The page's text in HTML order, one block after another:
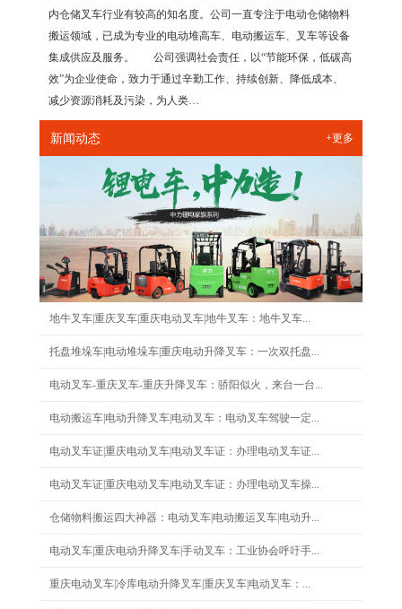
内仓储叉车行业有较高的知名度。公司一直专注于电动仓储物料
搬运领域，已成为专业的电动堆高车、电动搬运车、叉车等设备
集成供应及服务。 公司强调社会责任，以“节能环保，低碳高
效”为企业使命，致力于通过辛勤工作、持续创新、降低成本、
减少资源消耗及污染，为人类…
新闻动态 +更多
地牛叉车|重庆叉车|重庆电动叉车|地牛叉车：地牛叉车...
托盘堆垛车|电动堆垛车|重庆电动升降叉车：一次双托盘...
电动叉车-重庆叉车-重庆升降叉车：骄阳似火，来台一台...
电动搬运车|电动升降叉车|电动叉车：电动叉车驾驶一定...
电动叉车证|重庆电动叉车|电动叉车证：办理电动叉车证...
电动叉车证|重庆电动叉车|电动叉车证：办理电动叉车操...
仓储物料搬运四大神器：电动叉车|电动搬运叉车|电动升...
电动叉车|重庆电动升降叉车|手动叉车：工业协会呼吁手...
重庆电动叉车|冷库电动升降叉车|重庆叉车|电动叉车：...